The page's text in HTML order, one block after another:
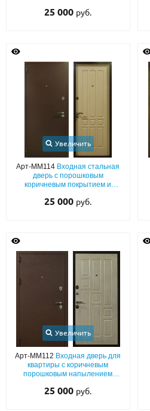
цвета
25 000 руб.
Увеличить
Арт-ММ114 Входная стальная
дверь с порошковым
коричневым покрытием и
25 000 руб.
Увеличить
Арт-ММ112 Входная дверь для
квартиры с коричневым
порошковым напылением
25 000 руб.